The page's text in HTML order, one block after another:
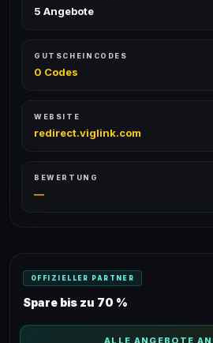
5 Angebote
GUTSCHEINCODES
0 Codes
WEBSITE
redirect.viglink.com
BEWERTUNG
—
OFFIZIELLER PARTNER
Spare bis zu 70 %
ALLE ANGEBOTE